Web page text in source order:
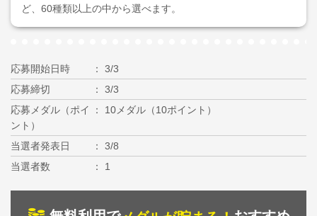
ど、60種類以上の中から選べます。
応募開始日時
3/3
応募締切
3/3
応募メダル（ポイ
ント）
10メダル（10ポイント）
当選者発表日
3/8
当選者数
1